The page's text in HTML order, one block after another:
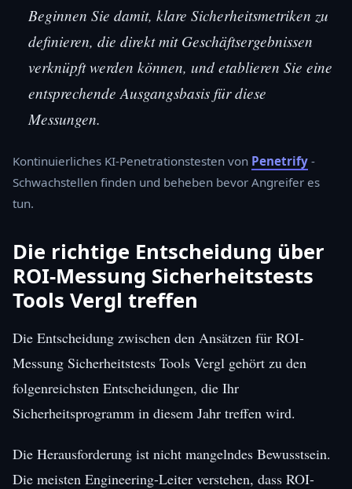
Beginnen Sie damit, klare Sicherheitsmetriken zu
definieren, die direkt mit Geschäftsergebnissen
verknüpft werden können, und etablieren Sie eine
entsprechende Ausgangsbasis für diese
Messungen.
Kontinuierliches KI-Penetrationstesten von Penetrify -
Schwachstellen finden und beheben bevor Angreifer es
tun.
Die richtige Entscheidung über
ROI-Messung Sicherheitstests
Tools Vergl treffen
Die Entscheidung zwischen den Ansätzen für ROI-
Messung Sicherheitstests Tools Vergl gehört zu den
folgenreichsten Entscheidungen, die Ihr
Sicherheitsprogramm in diesem Jahr treffen wird.
Die Herausforderung ist nicht mangelndes Bewusstsein.
Die meisten Engineering-Leiter verstehen, dass ROI-